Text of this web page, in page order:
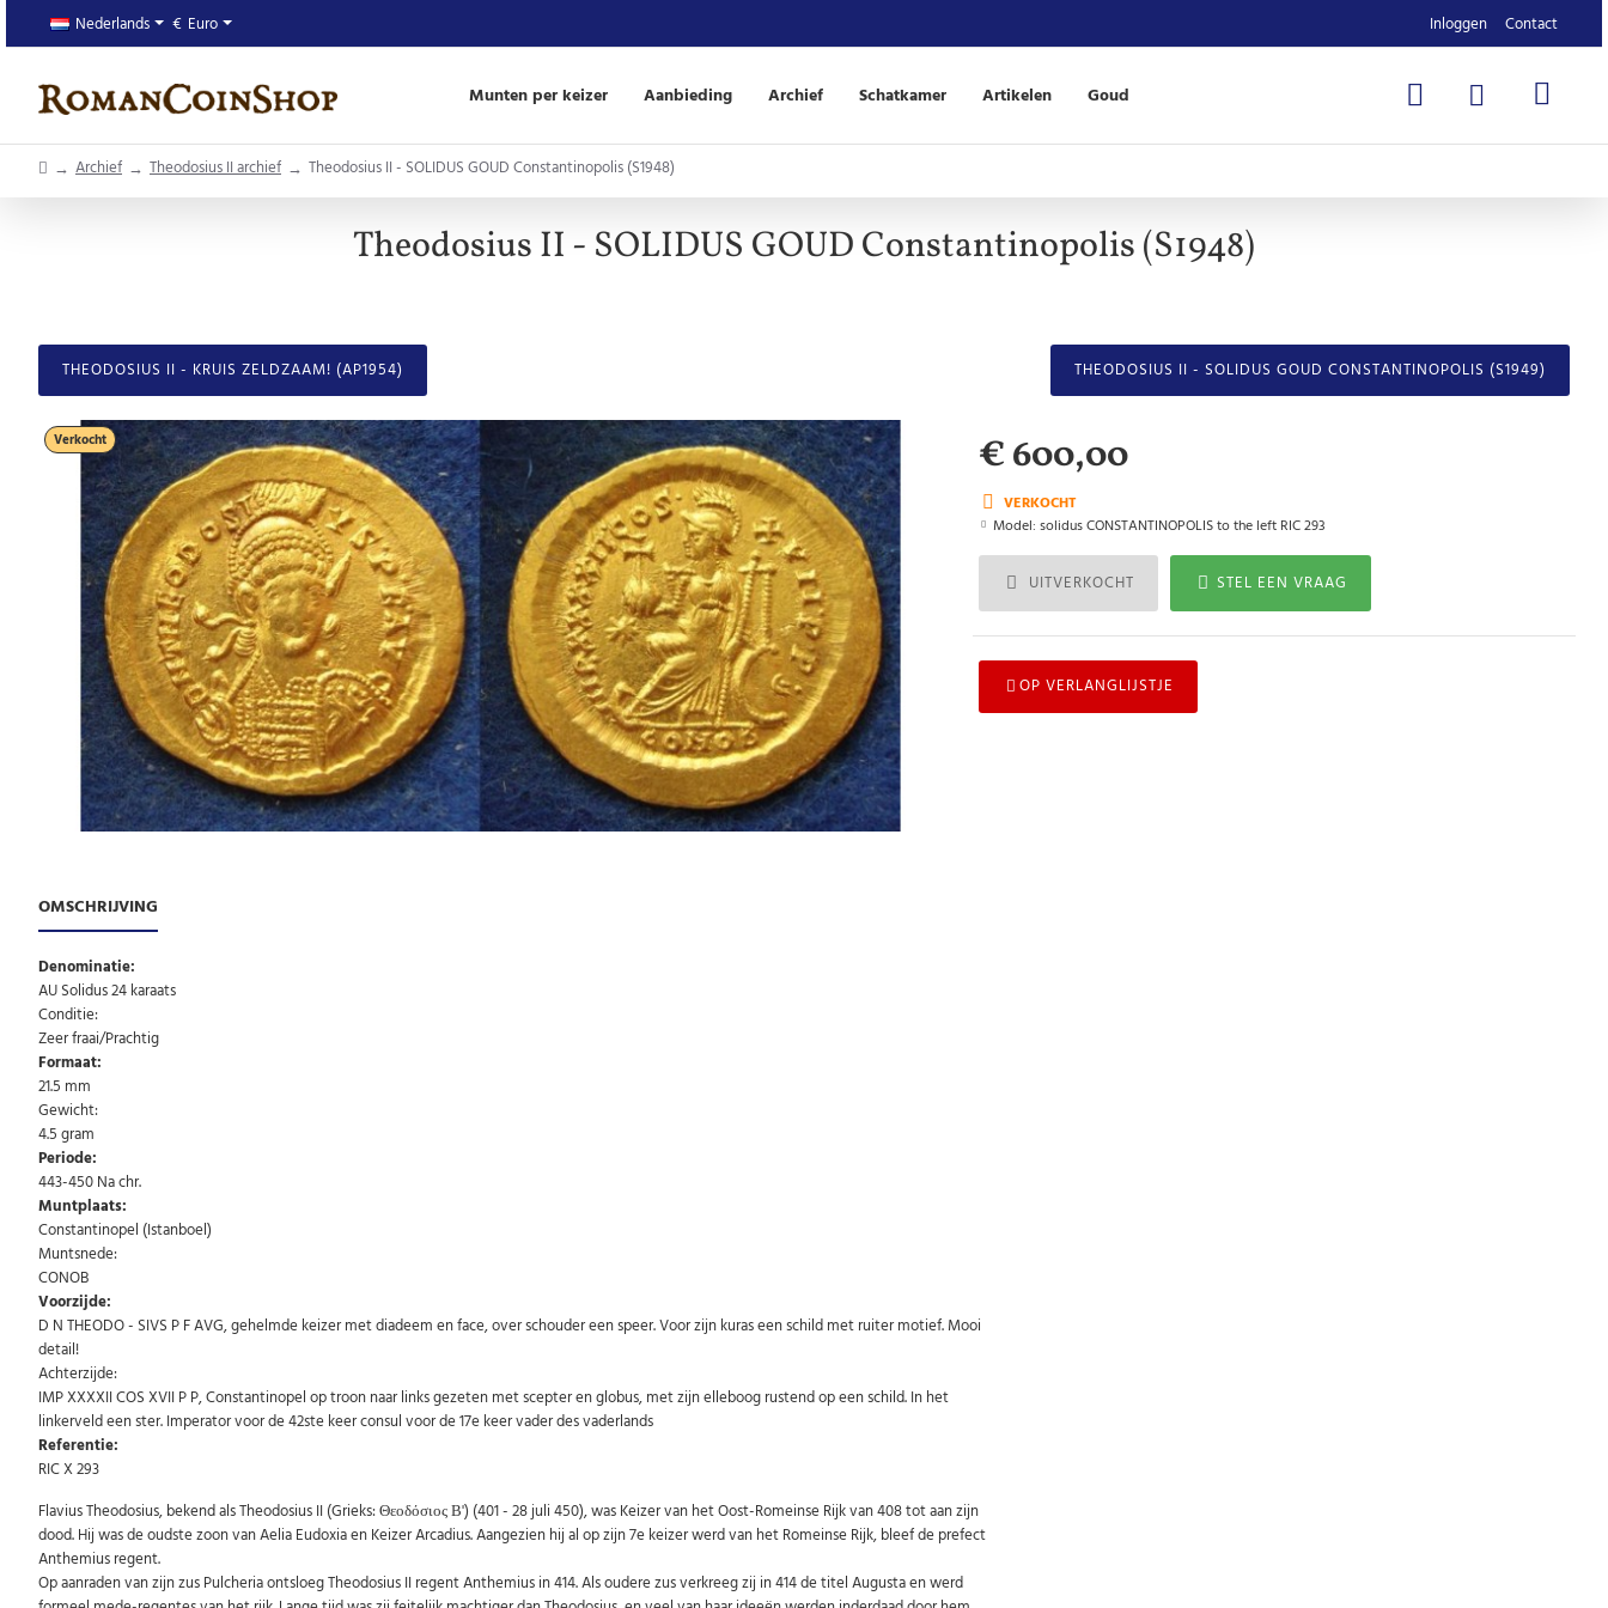
U kunt zich op elk moment weer afmelden via de nieuwsbrief.
Nederlands € Euro Inloggen Contact
Munten per keizer Aanbieding Archief Schatkamer Artikelen Goud
homeArchief Theodosius II archief Theodosius II - SOLIDUS GOUD Constantinopolis (S1948)
Theodosius II - SOLIDUS GOUD Constantinopolis (S1948)
THEODOSIUS II - KRUIS ZELDZAAM! (AP1954) THEODOSIUS II - SOLIDUS GOUD CONSTANTINOPOLIS (S1949)
Verkocht
VERKOCHT
Model: solidus CONSTANTINOPOLIS to the left RIC 293
€ 600,00
UITVERKOCHT STEL EEN VRAAG
OP VERLANGLIJSTJE
OMSCHRIJVING
Denominatie:
AU Solidus 24 karaats
Conditie:
Zeer fraai/Prachtig
Formaat:
21.5 mm
Gewicht:
4.5 gram
Periode:
443-450 Na chr.
Muntplaats:
Constantinopel (Istanboel)
Muntsnede:
CONOB
Voorzijde:
D N THEODO - SIVS P F AVG, gehelmde keizer met diadeem en face, over schouder een speer. Voor zijn kuras een schild met ruiter motief. Mooi
detail!
Achterzijde:
IMP XXXXII COS XVII P P, Constantinopel op troon naar links gezeten met scepter en globus, met zijn elleboog rustend op een schild. In het
linkerveld een ster. Imperator voor de 42ste keer consul voor de 17e keer vader des vaderlands
Referentie:
RIC X 293
Flavius Theodosius, bekend als Theodosius II (Grieks: Θεοδόσιος Β') (401 - 28 juli 450), was Keizer van het Oost-Romeinse Rijk van 408 tot aan zijn
dood. Hij was de oudste zoon van Aelia Eudoxia en Keizer Arcadius. Aangezien hij al op zijn 7e keizer werd van het Romeinse Rijk, bleef de prefect
Anthemius regent.
Op aanraden van zijn zus Pulcheria ontsloeg Theodosius II regent Anthemius in 414. Als oudere zus verkreeg zij in 414 de titel Augusta en werd